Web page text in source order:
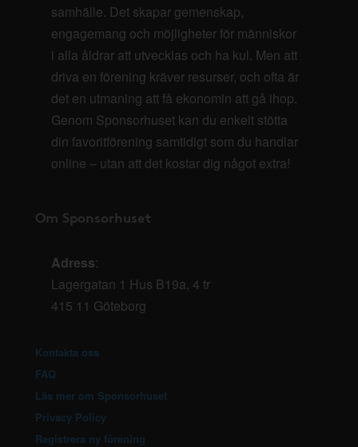
samhälle. Det skapar gemenskap,
engagemang och möjligheter för människor
i alla åldrar att utvecklas och ha kul. Men att
driva en förening kräver resurser, och ofta är
det en utmaning att få ekonomin att gå ihop.
Genom Sponsorhuset kan du enkelt stötta
din favoritförening samtidigt som du handlar
online – utan att det kostar dig något extra!
Om Sponsorhuset
Adress:
Lagergatan 1 Hus B19a, 4 tr
415 11 Göteborg
Kontakta oss
FAQ
Läs mer om Sponsorhuset
Privacy Policy
Registrera ny förening